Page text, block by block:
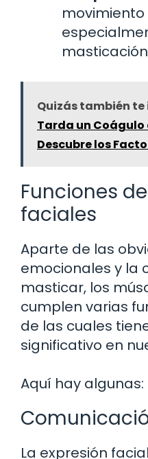
Quizás también te
Tarda un Coágulo
Descubre los
Funciones
faciales
Aparte de las
emocionales y la
masticar, los
cumplen varias
de las cuales
significativo en
Aquí hay algunas:
La expresión